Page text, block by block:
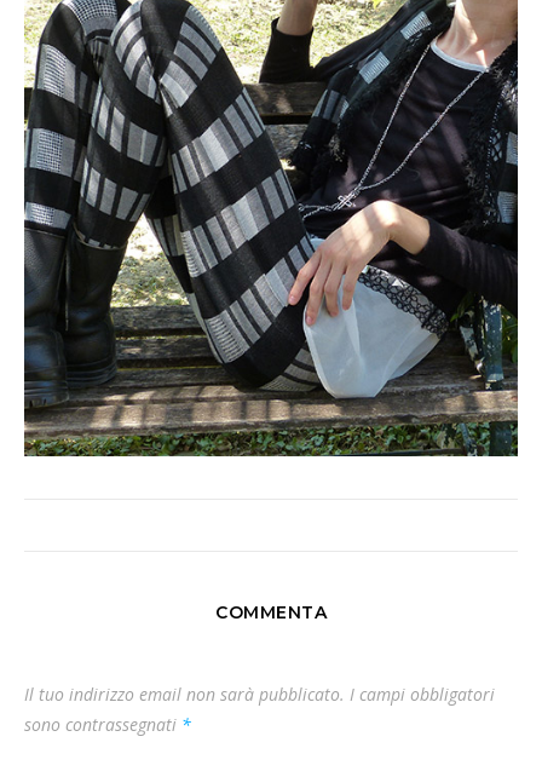
COMMENTA
Il tuo indirizzo email non sarà pubblicato. I campi obbligatori
sono contrassegnati *